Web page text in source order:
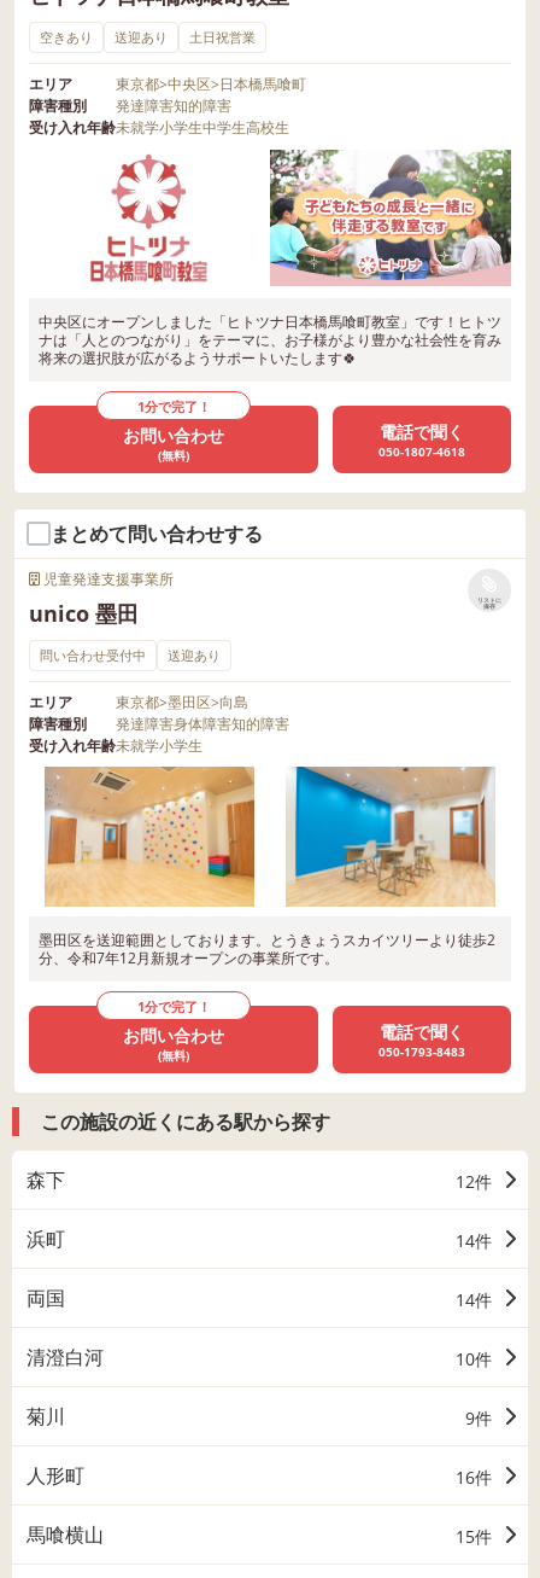
空きあり 送迎あり 土日祝営業
エリア 東京都>中央区>日本橋馬喰町
障害種別
発達障害知的障害
受け入れ年齢未就学小学生中学生高校生
中央区にオープンしました「ヒトツナ日本橋馬喰町教室」です！ヒトツ
ナは「人とのつながり」をテーマに、お子様がより豊かな社会性を育み
将来の選択肢が広がるようサポートいたします🍀
1分で完了！
お問い合わせ
(無料)
電話で聞く
050-1807-4618
まとめて問い合わせする
児童発達支援事業所
unico 墨田
リストに
保存
問い合わせ受付中 送迎あり
エリア 東京都>墨田区>向島
障害種別
発達障害身体障害知的障害
受け入れ年齢未就学小学生
墨田区を送迎範囲としております。とうきょうスカイツリーより徒歩2
分、令和7年12月新規オープンの事業所です。
1分で完了！
お問い合わせ
(無料)
電話で聞く
050-1793-8483
この施設の近くにある駅から探す
森下 12件
浜町 14件
両国 14件
清澄白河 10件
菊川 9件
人形町 16件
馬喰横山 15件